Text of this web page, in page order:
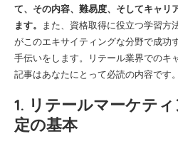
て、その内容、難易度、そしてキャリ
ます。 また、資格取得に役立つ学習方
がこのエキサイティングな分野で成功
手伝いをします。リテール業界でのキ
記事はあなたにとって必読の内容です。
1. リテールマーケテ
定の基本